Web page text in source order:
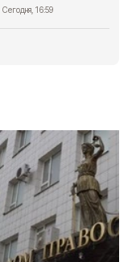
Сегодня, 16:59